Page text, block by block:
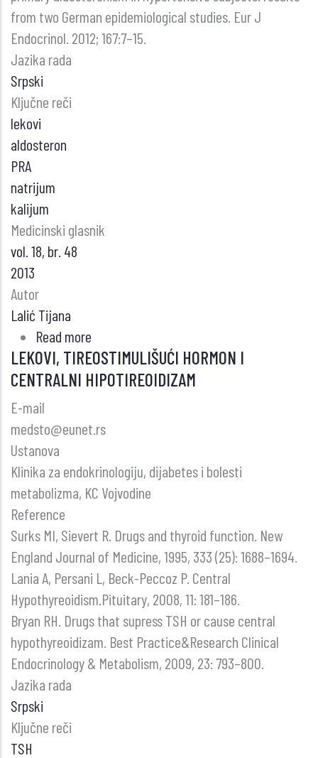
from two German epidemiological studies. Eur J
Endocrinol. 2012; 167:7–15.
Jazika rada
Srpski
Ključne reči
lekovi
aldosteron
PRA
natrijum
kalijum
Medicinski glasnik
vol. 18, br. 48
2013
Autor
Lalić Tijana
Read more
UTICAJ
ANTIHIPERTENZIVNE
KONCENTRACIJE
KALIJUMA
U
PLAZMI
NA
KONCENTRACIJU
ALDOSTERONA
PLAZMA
LEKOVI, TIREOSTIMULIŠUĆI HORMON I
CENTRALNI HIPOTIREOIDIZAM
E-mail
medsto@eunet.rs
Ustanova
Klinika za endokrinologiju, dijabetes i bolesti
metabolizma, KC Vojvodine
Reference
Surks MI, Sievert R. Drugs and thyroid function. New
England Journal of Medicine, 1995, 333 (25): 1688–1694.
Lania A, Persani L, Beck-Peccoz P. Central
Hypothyreoidism.Pituitary, 2008, 11: 181–186.
Bryan RH. Drugs that supress TSH or cause central
hypothyreoidizam. Best Practice&Research Clinical
Endocrinology & Metabolism, 2009, 23: 793–800.
Jazika rada
Srpski
Ključne reči
TSH